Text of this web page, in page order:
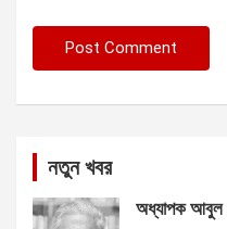
নতুন খবর
অধ্যাপক আবুল